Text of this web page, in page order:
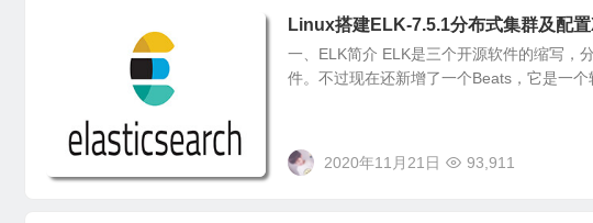
Linux搭建ELK-7.5.1分布式集群及配
一、ELK简介 ELK是三个开源软件的缩写，
件。不过现在还新增了一个Beats，它是一个
2020年11月21日 93,911